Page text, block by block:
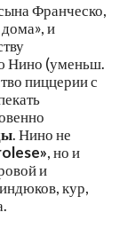
Франческо,
и
Нино (уменьш.
пиццерии с
. Нино не
, но и
и
кур,